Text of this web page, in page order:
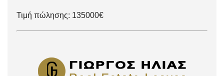
Τιμή πώλησης: 135000€